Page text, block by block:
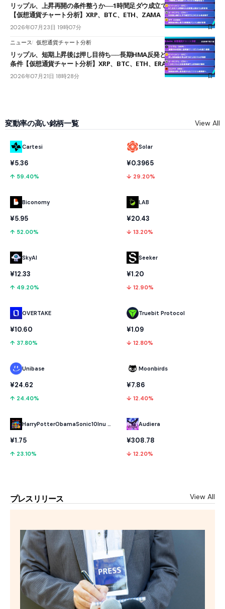
リップル、上昇再開の条件整うか──1時間足ダウ成立で1.185ドルを狙う
【仮想通貨チャート分析】XRP、BTC、ETH、ZAMA
2026年07月23日 19時07分
ニュース 仮想通貨チャート分析
リップル、短期上昇後は押し目待ち──長期HMA反発と雲上抜けが買い
条件【仮想通貨チャート分析】XRP、BTC、ETH、ERA
2026年07月21日 18時28分
変動率の高い銘柄一覧 View All
Cartesi
¥5.36
↑ 59.40%
Biconomy
¥5.95
↑ 52.00%
SkyAI
¥12.33
↑ 49.20%
OVERTAKE
¥10.60
↑ 37.80%
Unibase
¥24.62
↑ 24.40%
HarryPotterObamaSonic10Inu (ETH)
¥1.75
↑ 23.10%
Solar
¥0.3965
↓ 29.20%
LAB
¥20.43
↓ 13.20%
Seeker
¥1.20
↓ 12.90%
Truebit Protocol
¥1.09
↓ 12.80%
Moonbirds
¥7.86
↓ 12.40%
Audiera
¥308.78
↓ 12.20%
プレスリリース View All